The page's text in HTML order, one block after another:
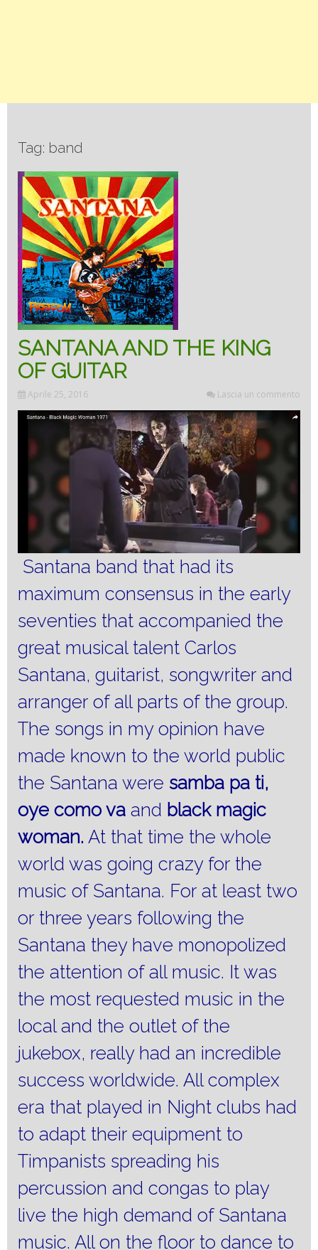
Tag: band
SANTANA AND THE KING
OF GUITAR
Aprile 25, 2016 Lascia un commento
Santana band that had its
maximum consensus in the early
seventies that accompanied the
great musical talent Carlos
Santana, guitarist, songwriter and
arranger of all parts of the group.
The songs in my opinion have
made known to the world public
the Santana were samba pa ti,
oye como va and black magic
woman. At that time the whole
world was going crazy for the
music of Santana. For at least two
or three years following the
Santana they have monopolized
the attention of all music. It was
the most requested music in the
local and the outlet of the
jukebox, really had an incredible
success worldwide. All complex
era that played in Night clubs had
to adapt their equipment to
Timpanists spreading his
percussion and congas to play
live the high demand of Santana
music. All on the floor to dance to